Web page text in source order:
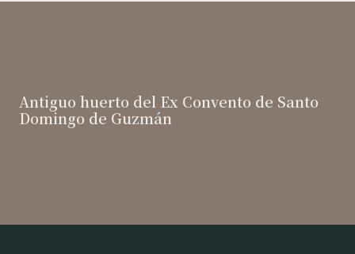
Antiguo huerto del Ex Convento de Santo
Domingo de Guzmán